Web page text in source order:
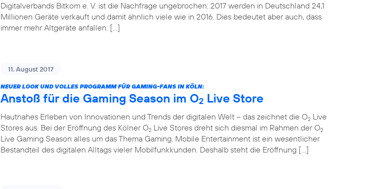
Digitalverbands Bitkom e. V. ist die Nachfrage ungebrochen: 2017 werden in Deutschland 24,1
Millionen Geräte verkauft und damit ähnlich viele wie in 2016. Dies bedeutet aber auch, dass
immer mehr Altgeräte anfallen. […]
11. August 2017
NEUER LOOK UND VOLLES PROGRAMM FÜR GAMING-FANS IN KÖLN:
Anstoß für die Gaming Season im O2 Live Store
Hautnahes Erleben von Innovationen und Trends der digitalen Welt – das zeichnet die O2 Live
Stores aus. Bei der Eröffnung des Kölner O2 Live Stores dreht sich diesmal im Rahmen der O2
Live Gaming Season alles um das Thema Gaming. Mobile Entertainment ist ein wesentlicher
Bestandteil des digitalen Alltags vieler Mobilfunkkunden. Deshalb steht die Eröffnung […]